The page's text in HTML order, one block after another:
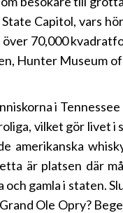
Capitol, vars
70,000
Hunter Museum
i
vilket gör livet i
amerikanska
är platsen där
gamla i staten.
Ole Opry?